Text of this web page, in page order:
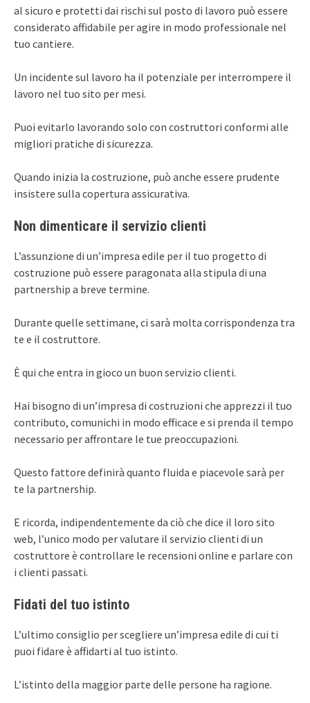
al sicuro e protetti dai rischi sul posto di lavoro può essere
considerato affidabile per agire in modo professionale nel
tuo cantiere.
Un incidente sul lavoro ha il potenziale per interrompere il
lavoro nel tuo sito per mesi.
Puoi evitarlo lavorando solo con costruttori conformi alle
migliori pratiche di sicurezza.
Quando inizia la costruzione, può anche essere prudente
insistere sulla copertura assicurativa.
Non dimenticare il servizio clienti
L’assunzione di un’impresa edile per il tuo progetto di
costruzione può essere paragonata alla stipula di una
partnership a breve termine.
Durante quelle settimane, ci sarà molta corrispondenza tra
te e il costruttore.
È qui che entra in gioco un buon servizio clienti.
Hai bisogno di un’impresa di costruzioni che apprezzi il tuo
contributo, comunichi in modo efficace e si prenda il tempo
necessario per affrontare le tue preoccupazioni.
Questo fattore definirà quanto fluida e piacevole sarà per
te la partnership.
E ricorda, indipendentemente da ciò che dice il loro sito
web, l’unico modo per valutare il servizio clienti di un
costruttore è controllare le recensioni online e parlare con
i clienti passati.
Fidati del tuo istinto
L’ultimo consiglio per scegliere un’impresa edile di cui ti
puoi fidare è affidarti al tuo istinto.
L’istinto della maggior parte delle persone ha ragione.